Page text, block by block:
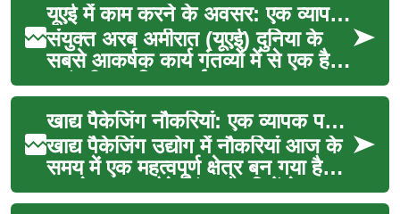
यूएई में काम करने के अवसर: एक व्यापक मार्गदर्शिका
संयुक्त अरब अमीरात (यूएई) दुनिया के
सबसे आकर्षक कार्य गंतव्यों में से एक है।
यहां की आधुनिक अर्थव्यवस्था, उच्च
जीवन स...
खाद्य पैकेजिंग नौकरियां: एक व्यापक परिचय
खाद्य पैकेजिंग उद्योग में नौकरियां आज के
समय में एक महत्वपूर्ण क्षेत्र बन गया है।
यह लेख खाद्य पैकेजिंग नौकरियों के ब...